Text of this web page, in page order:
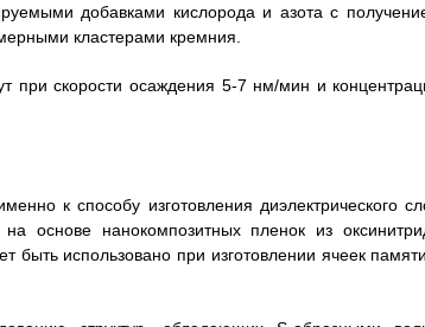
добавками кислорода и азота с
кластерами кремния.
при скорости осаждения 5-7 нм/мин и
к способу изготовления диэлектрического
основе нанокомпозитных пленок из
использовано при изготовлении ячеек